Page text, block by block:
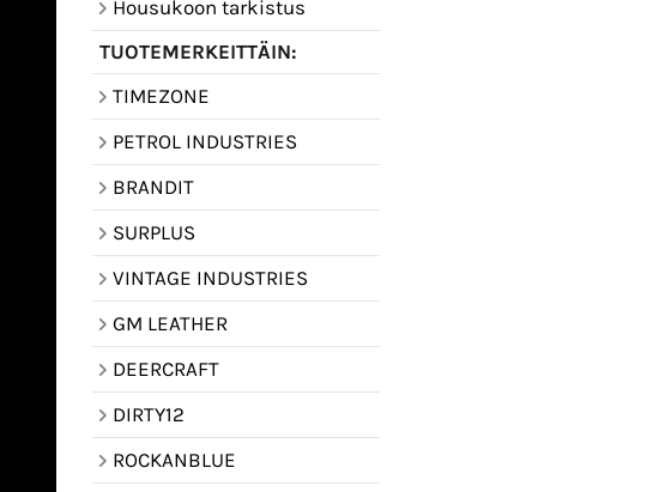
Housukoon tarkistus
TUOTEMERKEITTÄIN:
TIMEZONE
PETROL INDUSTRIES
BRANDIT
SURPLUS
VINTAGE INDUSTRIES
GM LEATHER
DEERCRAFT
DIRTY12
ROCKANBLUE